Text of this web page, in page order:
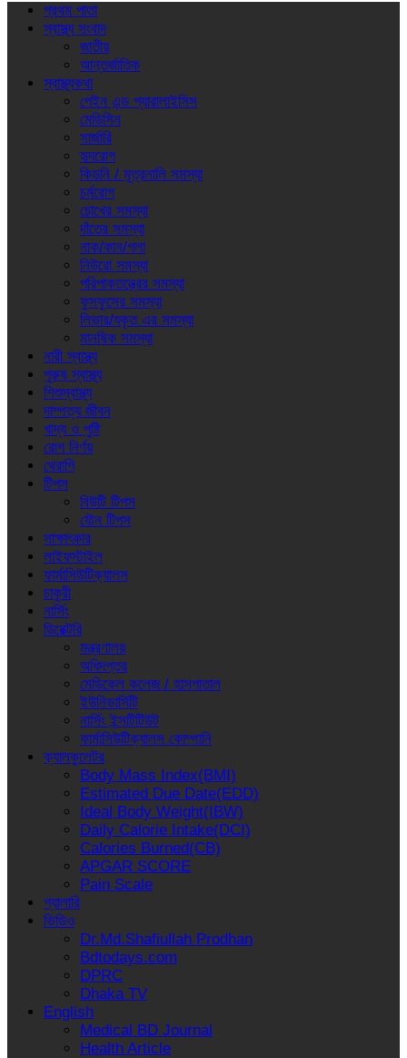
প্রথম পাতা
স্বাস্থ্য সংবাদ
জাতীয়
আন্তর্জাতিক
স্বাস্থ্যকথা
পেইন এন্ড প্যারালাইসিস
মেডিসিন
সার্জারি
হৃদরোগ
কিডনি / মূত্রনালি সমস্যা
চর্মরোগ
চোখের সমস্যা
দাঁতের সমস্যা
নাক/কান/গলা
নিউরো সমস্যা
পরিপাকতন্ত্রের সমস্যা
ফুসফুসের সমস্যা
লিভার/যকৃত এর সমস্যা
মানষিক সমস্যা
নারী স্বাস্থ্য
পুরুষ স্বাস্থ্য
শিশুস্বাস্থ্য
দাম্পত্য জীবন
খাদ্য ও পুষ্টি
রোগ নির্ণয়
থেরাপি
টিপস
বিউটি টিপস
যৌন টিপস
সাক্ষাৎকার
লাইফস্টাইল
ফার্মাসিউটিক্যালস
চাকুরী
নার্সিং
ডিরেক্টরি
মন্ত্রণালয়
অধিদপ্তর
মেডিকেল কলেজ / হাসপাতাল
ইউনিভার্সিটি
নার্সিং ইন্সটিটিউট
ফার্মাসিউটিক্যালস কোম্পানি
ক্যালকুলেটর
Body Mass Index(BMI)
Estimated Due Date(EDD)
Ideal Body Weight(IBW)
Daily Calorie Intake(DCI)
Calories Burned(CB)
APGAR SCORE
Pain Scale
গ্যালারি
ভিডিও
Dr.Md.Shafiullah Prodhan
Bdtodays.com
DPRC
Dhaka TV
English
Medical BD Journal
Health Article